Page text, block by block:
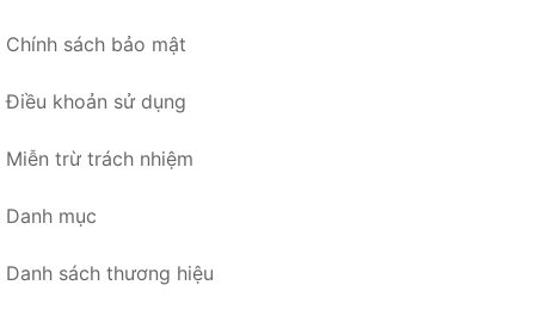
Chính sách bảo mật
Điều khoản sử dụng
Miễn trừ trách nhiệm
Danh mục
Danh sách thương hiệu